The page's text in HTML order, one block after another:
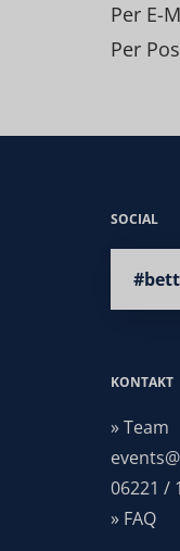
Per E-
Per
SOCIAL
KONTAKT
» Team
06221 /
» FAQ